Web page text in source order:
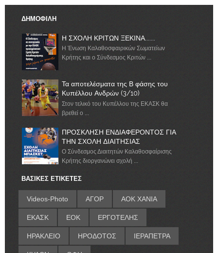
ΔΗΜΟΦΙΛΗ
Η ΣΧΟΛΗ ΚΡΙΤΩΝ ΞΕΚΙΝΑ.......
Η Ένωση Καλαθοσφαιρικών Σωματείων
Κρήτης και ο Σύνδεσμος Κριτών ...
Τα αποτελέσματα της Β φάσης του
Κυπέλλου Ανδρών (3/10)
Στον τελικό του Κυπέλλου της ΕΚΑΣΚ θα
βρεθεί ο ...
ΠΡΟΣΚΛΗΣΗ ΕΝΔΙΑΦΕΡΟΝΤΟΣ ΓΙΑ
ΤΗΝ ΣΧΟΛΗ ΔΙΑΙΤΗΣΙΑΣ
Ο Σύνδεσμος Διαιτητών Καλαθοσφαίρισης
Κρήτης διοργανώνει σχολή ...
ΒΑΣΙΚΕΣ ΕΤΙΚΕΤΕΣ
Videos-Photo ΑΓΟΡ ΑΟΚ ΧΑΝΙΑ
ΕΚΑΣΚ ΕΟΚ ΕΡΓΟΤΕΛΗΣ
ΗΡΑΚΛΕΙΟ ΗΡΟΔΟΤΟΣ ΙΕΡΑΠΕΤΡΑ